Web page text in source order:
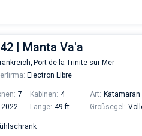
| Manta Va'a
Port de la Trinite-sur-Mer
Electron Libre
7 Kabinen: 4 Art: Katamaran
2022 Länge: 49 ft Großsegel: